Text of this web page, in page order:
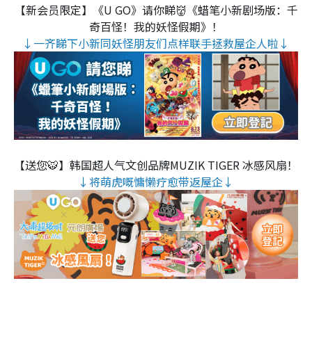
【新会员限定】《U GO》请你睇👹《蜡笔小新剧场版：千
奇百怪！我的妖怪假期》！
↓一齐睇下小新同妖怪朋友们点样联手拯救屋企人啦↓
【送您🐯】韩国超人气文创品牌MUZIK TIGER 冰感风扇！
↓将萌虎嘅慵懒疗愈带返屋企↓